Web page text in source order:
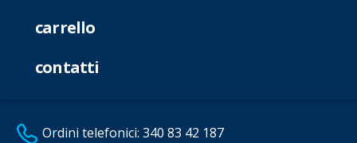
carrello
contatti
Ordini telefonici: 340 83 42 187